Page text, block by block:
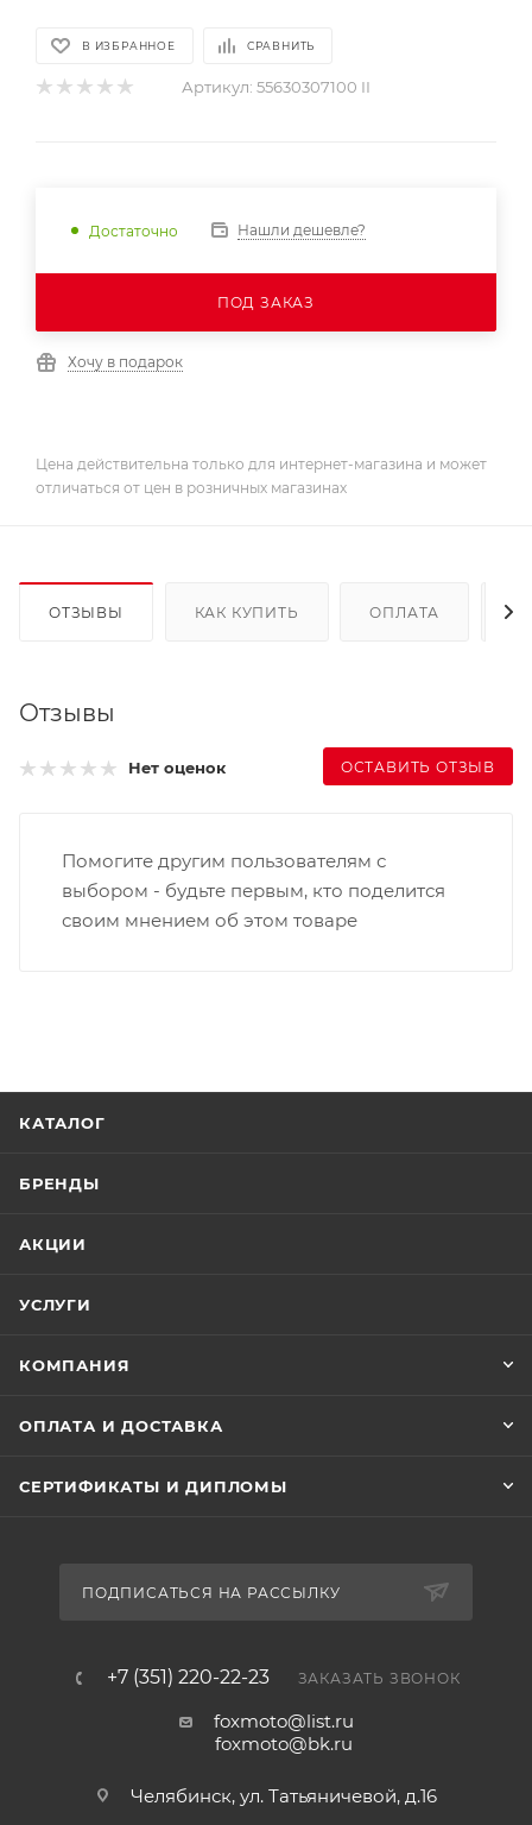
В ИЗБРАННОЕ СРАВНИТЬ
Артикул: 55630307100 II
Достаточно Нашли дешевле?
ПОД ЗАКАЗ
Хочу в подарок
Цена действительна только для интернет-магазина и может
отличаться от цен в розничных магазинах
ОТЗЫВЫ КАК КУПИТЬ ОПЛАТА
Отзывы
Нет оценок ОСТАВИТЬ ОТЗЫВ
Помогите другим пользователям с
выбором - будьте первым, кто поделится
своим мнением об этом товаре
КАТАЛОГ
БРЕНДЫ
АКЦИИ
УСЛУГИ
КОМПАНИЯ
ОПЛАТА И ДОСТАВКА
СЕРТИФИКАТЫ И ДИПЛОМЫ
ПОДПИСАТЬСЯ НА РАССЫЛКУ
+7 (351) 220-22-23 ЗАКАЗАТЬ ЗВОНОК
foxmoto@list.ru
foxmoto@bk.ru
Челябинск, ул. Татьяничевой, д.16